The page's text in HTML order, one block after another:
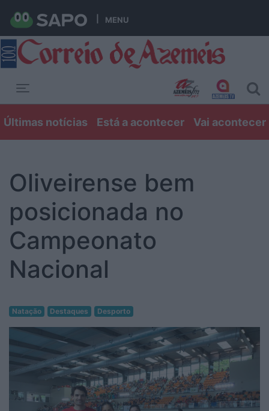
MENU
Últimas notícias Está a acontecer Vai acontecer
Oliveirense bem
posicionada no
Campeonato
Nacional
Natação Destaques Desporto